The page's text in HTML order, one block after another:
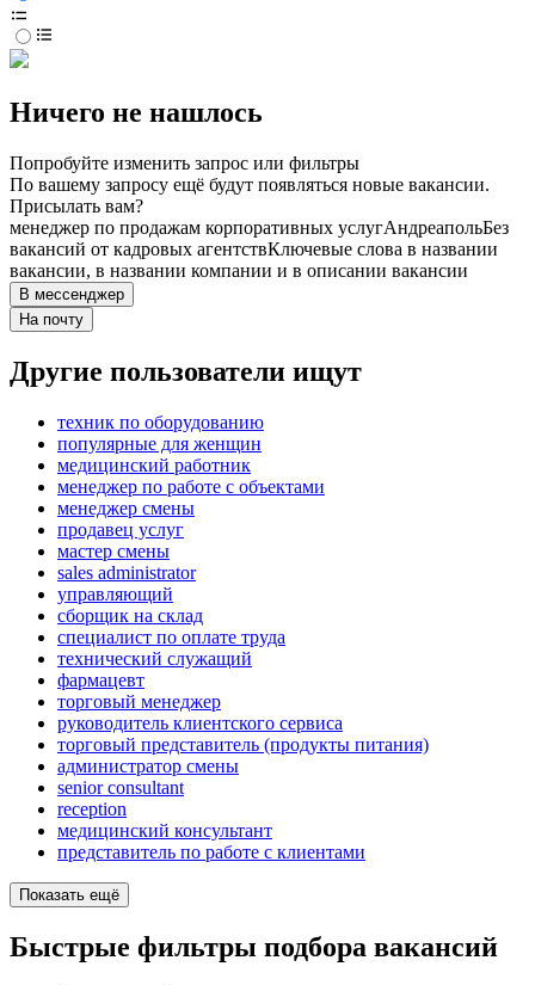
Ничего не нашлось
Попробуйте изменить запрос или фильтры
По вашему запросу ещё будут появляться новые вакансии.
Присылать вам?
менеджер по продажам корпоративных услугАндреапольБез
вакансий от кадровых агентствКлючевые слова в названии
вакансии, в названии компании и в описании вакансии
В мессенджер
На почту
Другие пользователи ищут
техник по оборудованию
популярные для женщин
медицинский работник
менеджер по работе с объектами
менеджер смены
продавец услуг
мастер смены
sales administrator
управляющий
сборщик на склад
специалист по оплате труда
технический служащий
фармацевт
торговый менеджер
руководитель клиентского сервиса
торговый представитель (продукты питания)
администратор смены
senior consultant
reception
медицинский консультант
представитель по работе с клиентами
Показать ещё
Быстрые фильтры подбора вакансий